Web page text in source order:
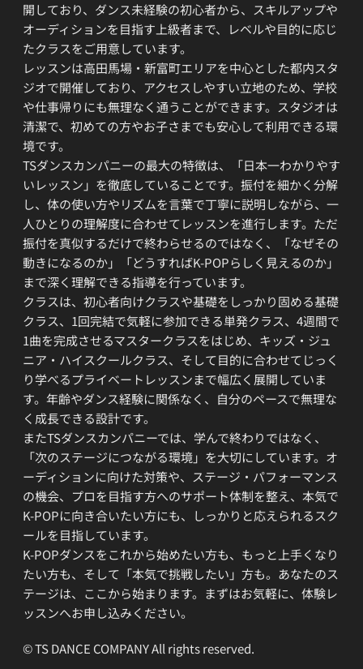
開しており、ダンス未経験の初心者から、スキルアップや
オーディションを目指す上級者まで、レベルや目的に応じ
たクラスをご用意しています。
レッスンは高田馬場・新富町エリアを中心とした都内スタ
ジオで開催しており、アクセスしやすい立地のため、学校
や仕事帰りにも無理なく通うことができます。スタジオは
清潔で、初めての方やお子さまでも安心して利用できる環
境です。
TSダンスカンパニーの最大の特徴は、「日本一わかりやす
いレッスン」を徹底していることです。振付を細かく分解
し、体の使い方やリズムを言葉で丁寧に説明しながら、一
人ひとりの理解度に合わせてレッスンを進行します。ただ
振付を真似するだけで終わらせるのではなく、「なぜその
動きになるのか」「どうすればK-POPらしく見えるのか」
まで深く理解できる指導を行っています。
クラスは、初心者向けクラスや基礎をしっかり固める基礎
クラス、1回完結で気軽に参加できる単発クラス、4週間で
1曲を完成させるマスタークラスをはじめ、キッズ・ジュ
ニア・ハイスクールクラス、そして目的に合わせてじっく
り学べるプライベートレッスンまで幅広く展開していま
す。年齢やダンス経験に関係なく、自分のペースで無理な
く成長できる設計です。
またTSダンスカンパニーでは、学んで終わりではなく、
「次のステージにつながる環境」を大切にしています。オ
ーディションに向けた対策や、ステージ・パフォーマンス
の機会、プロを目指す方へのサポート体制を整え、本気で
K-POPに向き合いたい方にも、しっかりと応えられるスク
ールを目指しています。
K-POPダンスをこれから始めたい方も、もっと上手くなり
たい方も、そして「本気で挑戦したい」方も。あなたのス
テージは、ここから始まります。まずはお気軽に、体験レ
ッスンへお申し込みください。
© TS DANCE COMPANY All rights reserved.